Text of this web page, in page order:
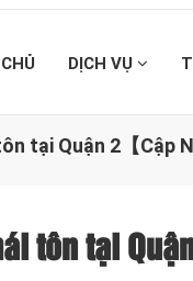
DỊCH VỤ
tại Quận 2【Cập
tôn tại